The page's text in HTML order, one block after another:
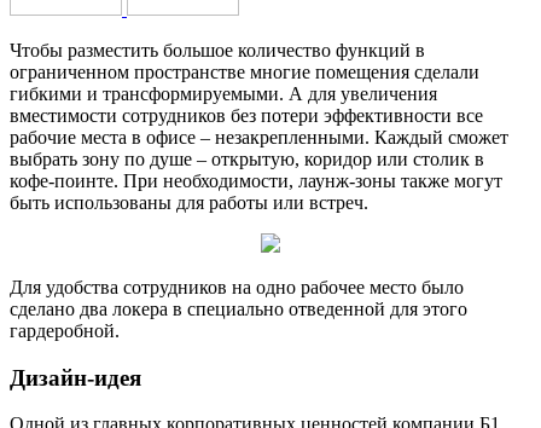
Чтобы разместить большое количество функций в
ограниченном пространстве многие помещения сделали
гибкими и трансформируемыми. А для увеличения
вместимости сотрудников без потери эффективности все
рабочие места в офисе – незакрепленными. Каждый сможет
выбрать зону по душе – открытую, коридор или столик в
кофе-поинте. При необходимости, лаунж-зоны также могут
быть использованы для работы или встреч.
Для удобства сотрудников на одно рабочее место было
сделано два локера в специально отведенной для этого
гардеробной.
Дизайн-идея